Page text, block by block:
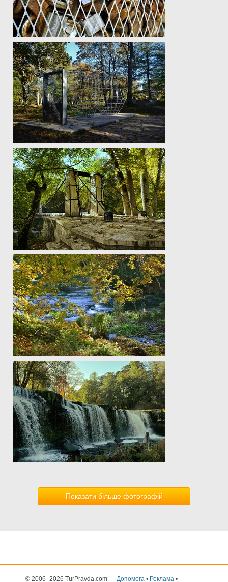
Показати більше фотографій
© 2006–2026 TurPravda.com — Допомога • Реклама •